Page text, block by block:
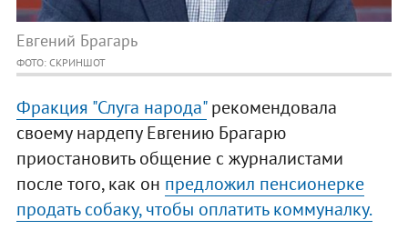
Евгений Брагарь
ФОТО: СКРИНШОТ
Фракция "Слуга народа"рекомендовала
своему нардепу Евгению Брагарю
приостановить общение с журналистами
после того, как он предложил пенсионерке
продать собаку, чтобы оплатить коммуналку.